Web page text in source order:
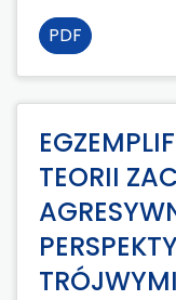
PDF
TEORII